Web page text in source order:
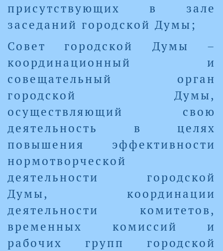
присутствующих в зале
заседаний городской Думы;
Совет городской Думы –
координационный и
совещательный орган
городской Думы,
осуществляющий свою
деятельность в целях
повышения эффективности
нормотворческой
деятельности городской
Думы, координации
деятельности комитетов,
временных комиссий и
рабочих групп городской